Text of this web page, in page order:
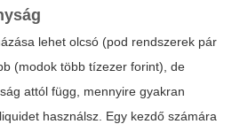
lehet olcsó (pod rendszerek pár
(modok több tízezer forint), de
attól függ, mennyire gyakran
használsz. Egy kezdő számára